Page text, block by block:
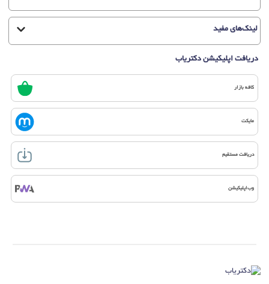
لینک‌های مفید
دریافت اپلیکیشن دکتریاب
کافه بازار
مایکت
دریافت مستقیم
وب‌اپلیکیشن